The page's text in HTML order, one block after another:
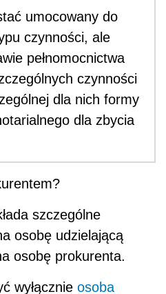
umocowany do
czynności, ale
pełnomocnictwa
czynności
dla nich formy
dla zbycia
szczególne
osobę udzielającą
osobę prokurenta.
wyłącznie osoba